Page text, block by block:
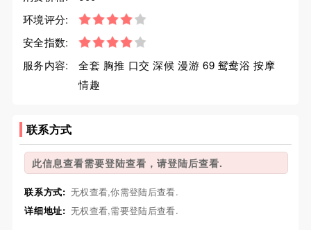
环境评分:
安全指数:
服务内容:
全套 胸推 口交 深候 漫游 69 鸳鸯浴 按摩
情趣
联系方式
此信息查看需要登陆查看，请登陆后查看.
联系方式: 无权查看,你需登陆后查看.
详细地址: 无权查看,需要登陆后查看.